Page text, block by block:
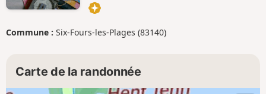
Commune : Six-Fours-les-Plages (83140)
Carte de la randonnée